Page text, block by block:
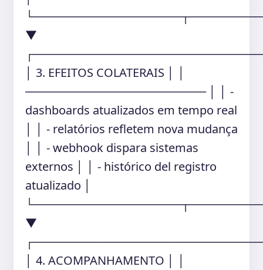
▼
│ 3. EFEITOS COLATERAIS │ │
────────────────────── │ │ -
dashboards atualizados em tempo real
│ │ - relatórios refletem nova mudança
│ │ - webhook dispara sistemas
externos │ │ - histórico del registro
atualizado │
▼
│ 4. ACOMPANHAMENTO │ │